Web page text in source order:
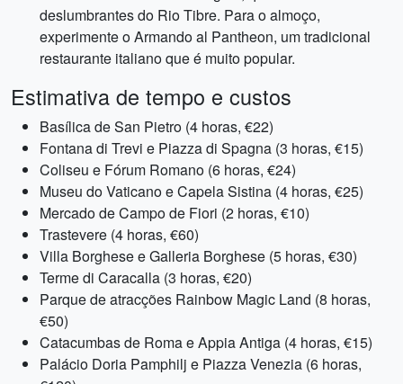
deslumbrantes do Rio Tibre. Para o almoço,
experimente o Armando al Pantheon, um tradicional
restaurante italiano que é muito popular.
Estimativa de tempo e custos
Basílica de San Pietro (4 horas, €22)
Fontana di Trevi e Piazza di Spagna (3 horas, €15)
Coliseu e Fórum Romano (6 horas, €24)
Museu do Vaticano e Capela Sistina (4 horas, €25)
Mercado de Campo de Fiori (2 horas, €10)
Trastevere (4 horas, €60)
Villa Borghese e Galleria Borghese (5 horas, €30)
Terme di Caracalla (3 horas, €20)
Parque de atracções Rainbow Magic Land (8 horas,
€50)
Catacumbas de Roma e Appia Antiga (4 horas, €15)
Palácio Doria Pamphilj e Piazza Venezia (6 horas,